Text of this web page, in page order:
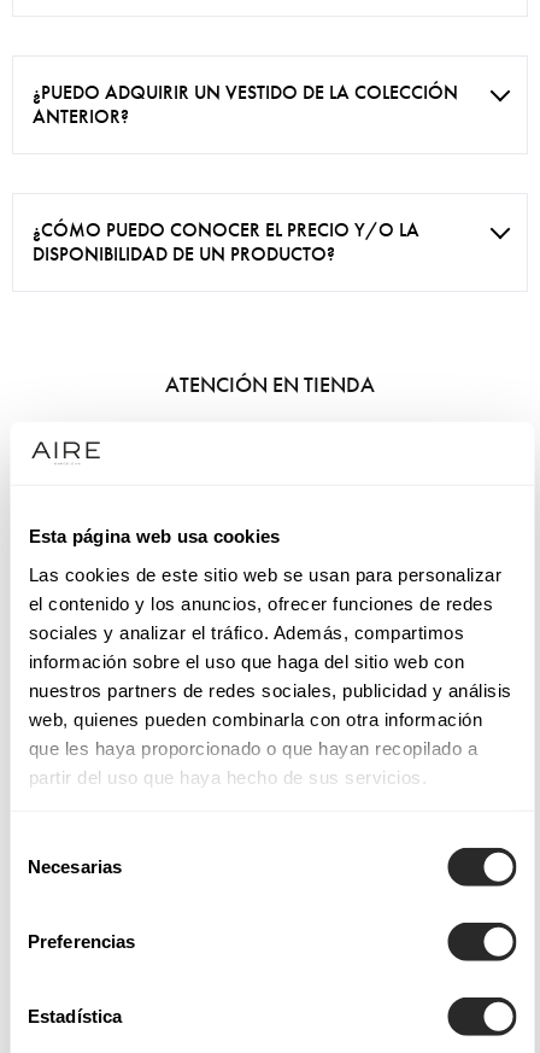
Esta página web usa cookies
Las cookies de este sitio web se usan para personalizar
el contenido y los anuncios, ofrecer funciones de redes
sociales y analizar el tráfico. Además, compartimos
información sobre el uso que haga del sitio web con
nuestros partners de redes sociales, publicidad y análisis
web, quienes pueden combinarla con otra información
que les haya proporcionado o que hayan recopilado a
partir del uso que haya hecho de sus servicios.
Necesarias
Preferencias
Estadística
¿PUEDO ADQUIRIR UN VESTIDO DE LA COLECCIÓN
ANTERIOR?
¿CÓMO PUEDO CONOCER EL PRECIO Y/O LA
DISPONIBILIDAD DE UN PRODUCTO?
ATENCIÓN EN TIENDA
¿CON CUÁNTOS MESES DE ANTELACIÓN TENGO QUE
SOLICITAR MI PRIMERA CITA?
¿ES OBLIGATORIO PEDIR CITA PREVIA?
¿QUÉ DEBO LLEVAR A MI CITA?